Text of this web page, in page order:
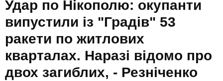
Удар по Нікополю: окупанти
випустили із "Градів" 53
ракети по житлових
кварталах. Наразі відомо про
двох загиблих, - Резніченко